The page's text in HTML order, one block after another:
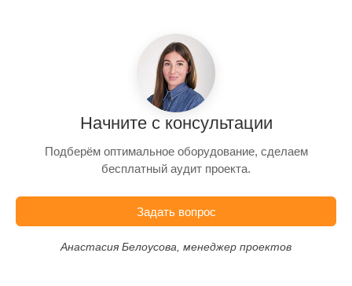
Начните с консультации
Подберём оптимальное оборудование, сделаем
бесплатный аудит проекта.
Задать вопрос
Анастасия Белоусова, менеджер проектов